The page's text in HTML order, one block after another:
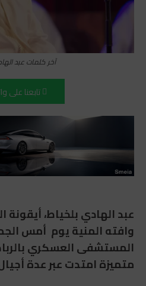
آخر كلمات عبد
تابعنا على
عبد الهادي بلخياط،
وافته المنية يوم أمس
المستشفى العسكري
متميزة امتدت عبر عدة